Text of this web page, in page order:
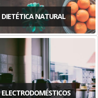
DIETÉTICA NATURAL
ELECTRODOMÉSTICOS